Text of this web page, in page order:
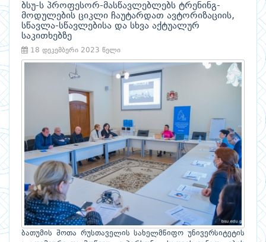
ბსუ-ს პროფესორ-მასწავლებლებს ტრენინგ-
მოდულების ციკლი ჩაუტარდათ ავტორიზაციის,
სწავლა-სწავლებისა და სხვა აქტუალურ
საკითხებზე
18 დეკემბერი 2023 წელი
ბათუმის შოთა რუსთაველის სახელმწიფო უნივერსიტეტის